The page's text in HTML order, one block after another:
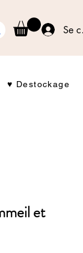
Se
♥ Destockage
et